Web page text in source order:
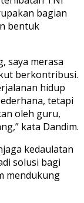
bagian
bentuk
saya merasa
berkontribusi.
hidup
tetapi
oleh guru,
kata Dandim.
kedaulatan
solusi bagi
mendukung